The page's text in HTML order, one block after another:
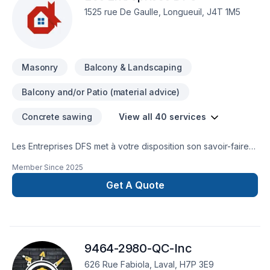
Meubles, Patio, Peinture, Plancher, Porte de garage, Portes
et fenêtres, Puit de lumière, Rénovation générale,
Revêtement extérieur, Salle de bain, Solarium, Soudeur,
1525 rue De Gaulle, Longueuil, J4T 1M5
Masonry Balcony & Landscaping
Balcony and/or Patio (material advice)
Concrete sawing View all 40 services
Les Entreprises DFS met à votre disposition son savoir-faire
Béton, Clôture, Coffrage, Crépis, Décontamination,
Démolition, Drain français, Émondage, Escalier et rampe,
Excavation, Fissures, Fondations, Gypse, Irrigation,
Québec,Chaudière-Appalaches,Côte Nord,Estrie,Gaspésie–
Îles-de-la-
Member Since 2025
Get A Quote
9464-2980-QC-Inc
626 Rue Fabiola, Laval, H7P 3E9